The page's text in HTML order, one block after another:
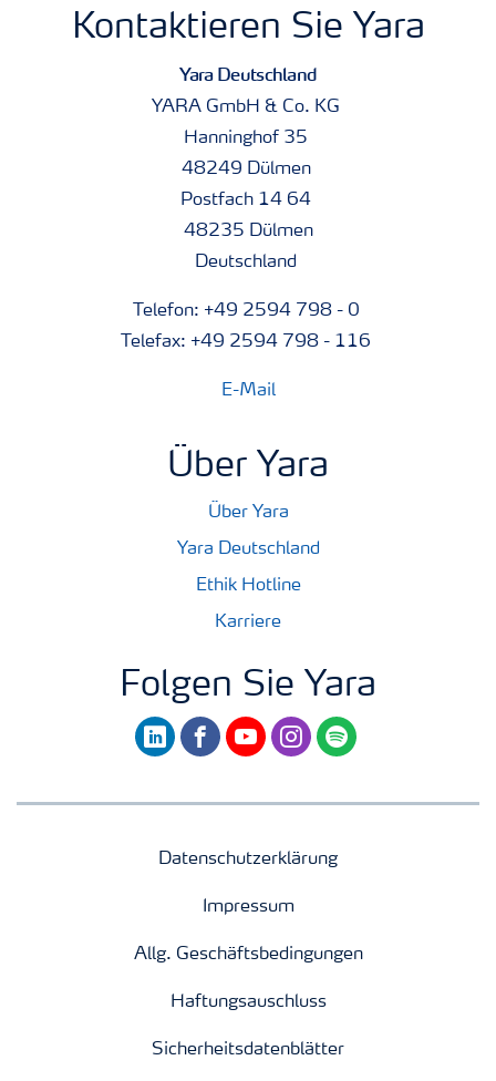
Kontaktieren Sie Yara
Yara Deutschland
YARA GmbH & Co. KG
Hanninghof 35
48249 Dülmen
Postfach 14 64
48235 Dülmen
Deutschland
Telefon: +49 2594 798 - 0
Telefax: +49 2594 798 - 116
E-Mail
Über Yara
Über Yara
Yara Deutschland
Ethik Hotline
Karriere
Folgen Sie Yara
linkedinfacebookyoutubeinstagram
spotify
Datenschutzerklärung
Impressum
Allg. Geschäftsbedingungen
Haftungsauschluss
Sicherheitsdatenblätter